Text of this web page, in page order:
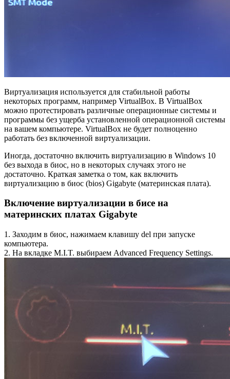
Виртуализация используется для стабильной работы
некоторых программ, например VirtualBox. В VirtualBox
можно протестировать различные операционные системы и
программы без ущерба установленной операционной системы
на вашем компьютере. VirtualBox не будет полноценно
работать без включенной виртуализации.
Иногда, достаточно включить виртуализацию в Windows 10
без выхода в биос, но в некоторых случаях этого не
достаточно. Краткая заметка о том, как включить
виртуализацию в биос (bios) Gigabyte (материнская плата).
Включение виртуализации в бисе на
материнских платах Gigabyte
1. Заходим в биос, нажимаем клавишу del при запуске
компьютера.
2. На вкладке M.I.T. выбираем Advanced Frequency Settings.